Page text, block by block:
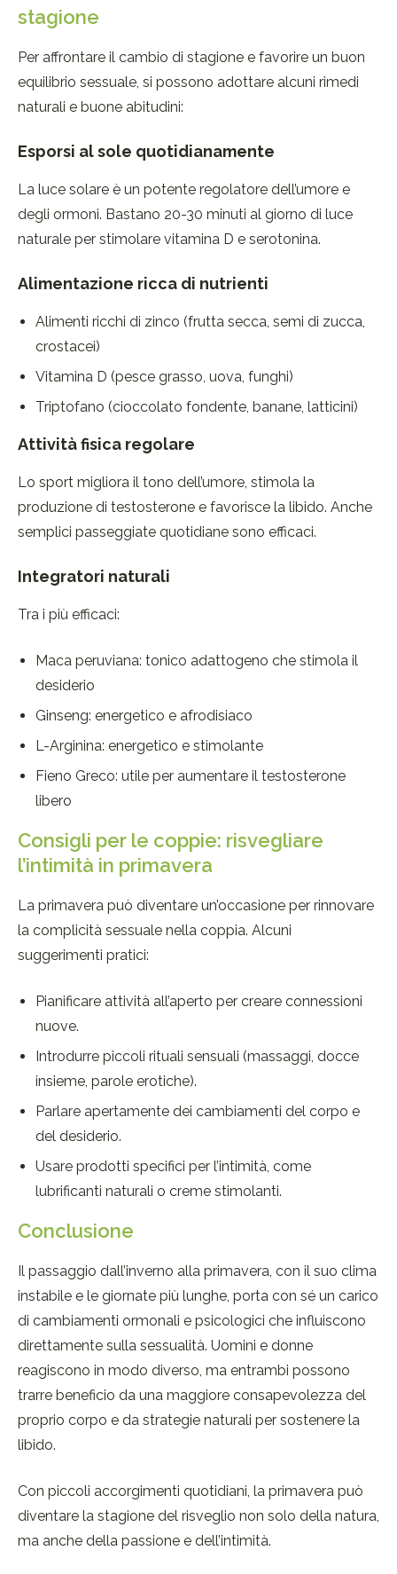
stagione
Per affrontare il cambio di stagione e favorire un buon
equilibrio sessuale, si possono adottare alcuni rimedi
naturali e buone abitudini:
Esporsi al sole quotidianamente
La luce solare è un potente regolatore dell’umore e
degli ormoni. Bastano 20-30 minuti al giorno di luce
naturale per stimolare vitamina D e serotonina.
Alimentazione ricca di nutrienti
Alimenti ricchi di zinco (frutta secca, semi di zucca,
crostacei)
Vitamina D (pesce grasso, uova, funghi)
Triptofano (cioccolato fondente, banane, latticini)
Attività fisica regolare
Lo sport migliora il tono dell’umore, stimola la
produzione di testosterone e favorisce la libido. Anche
semplici passeggiate quotidiane sono efficaci.
Integratori naturali
Tra i più efficaci:
Maca peruviana: tonico adattogeno che stimola il
desiderio
Ginseng: energetico e afrodisiaco
L-Arginina: energetico e stimolante
Fieno Greco: utile per aumentare il testosterone
libero
Consigli per le coppie: risvegliare
l’intimità in primavera
La primavera può diventare un’occasione per rinnovare
la complicità sessuale nella coppia. Alcuni
suggerimenti pratici:
Pianificare attività all’aperto per creare connessioni
nuove.
Introdurre piccoli rituali sensuali (massaggi, docce
insieme, parole erotiche).
Parlare apertamente dei cambiamenti del corpo e
del desiderio.
Usare prodotti specifici per l’intimità, come
lubrificanti naturali o creme stimolanti.
Conclusione
Il passaggio dall’inverno alla primavera, con il suo clima
instabile e le giornate più lunghe, porta con sé un carico
di cambiamenti ormonali e psicologici che influiscono
direttamente sulla sessualità. Uomini e donne
reagiscono in modo diverso, ma entrambi possono
trarre beneficio da una maggiore consapevolezza del
proprio corpo e da strategie naturali per sostenere la
libido.
Con piccoli accorgimenti quotidiani, la primavera può
diventare la stagione del risveglio non solo della natura,
ma anche della passione e dell’intimità.